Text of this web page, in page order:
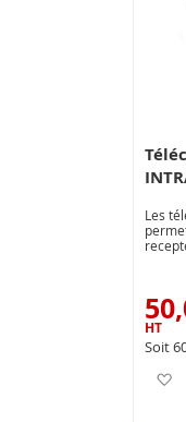
Les
Une